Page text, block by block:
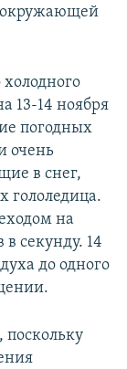
окружающей
13-14 ноября
погодных
очень
в снег,
гололедица.
на
секунду. 14
до одного